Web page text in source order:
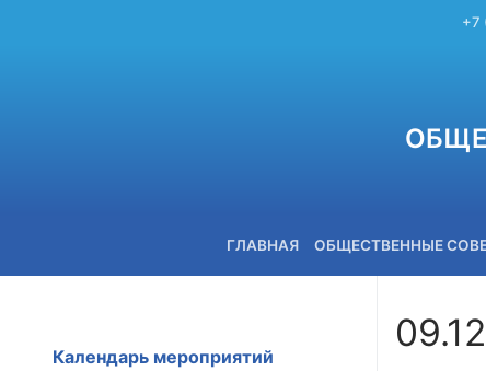
+7
ГЛАВНАЯ ОБЩЕСТВЕННЫЕ
Календарь мероприятий